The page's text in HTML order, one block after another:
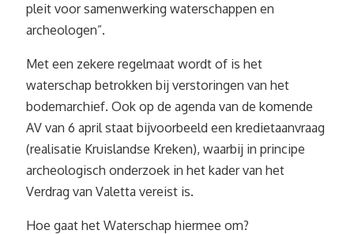
pleit voor samenwerking waterschappen en
archeologen”.
Met een zekere regelmaat wordt of is het
waterschap betrokken bij verstoringen van het
bodemarchief. Ook op de agenda van de komende
AV van 6 april staat bijvoorbeeld een kredietaanvraag
(realisatie Kruislandse Kreken), waarbij in principe
archeologisch onderzoek in het kader van het
Verdrag van Valetta vereist is.
Hoe gaat het Waterschap hiermee om?